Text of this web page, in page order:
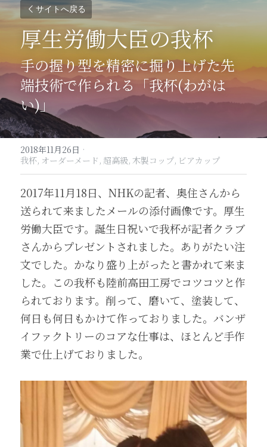
サイトへ戻る
厚生労働大臣の我杯
手の握り型を精密に掘り上げた先
端技術で作られる「我杯(わがは
い)」
2018年11月26日 ·
我杯, オーダーメード, 超高級, 木製コップ, ビアカップ
2017年11月18日、NHKの記者、奥住さんから
送られて来ましたメールの添付画像です。厚生
労働大臣です。誕生日祝いで我杯が記者クラブ
さんからプレゼントされました。ありがたい注
文でした。かなり盛り上がったと書かれて来ま
した。この我杯も陸前高田工房でコツコツと作
られております。削って、磨いて、塗装して、
何日も何日もかけて作っておりました。バンザ
イファクトリーのコアな仕事は、ほとんど手作
業で仕上げておりました。